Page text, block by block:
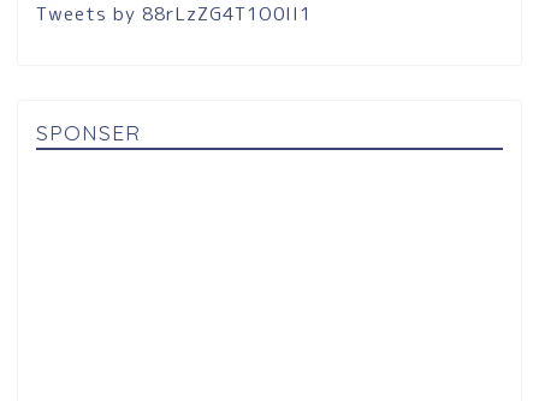
Tweets by 88rLzZG4T1O0lI1
SPONSER